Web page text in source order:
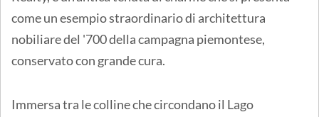
come un esempio straordinario di architettura
nobiliare del '700 della campagna piemontese,
conservato con grande cura.
Immersa tra le colline che circondano il Lago